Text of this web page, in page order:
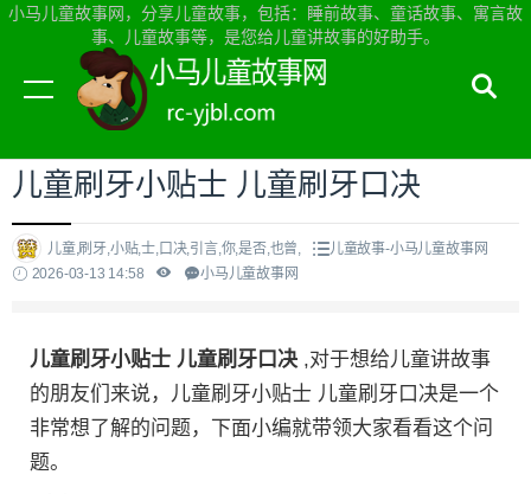
小马儿童故事网，分享儿童故事，包括：睡前故事、童话故事、寓言故
事、儿童故事等，是您给儿童讲故事的好助手。
当前位置：小马儿童故事网首页>儿童故事
儿童刷牙小贴士 儿童刷牙口决
儿童,刷牙,小贴,士,口决,引言,你,是否,也曾,
儿童故事-小马儿童故事网
2026-03-13 14:58
小马儿童故事网
儿童刷牙小贴士 儿童刷牙口决 ,对于想给儿童讲故事
的朋友们来说，儿童刷牙小贴士 儿童刷牙口决是一个
非常想了解的问题，下面小编就带领大家看看这个问
题。